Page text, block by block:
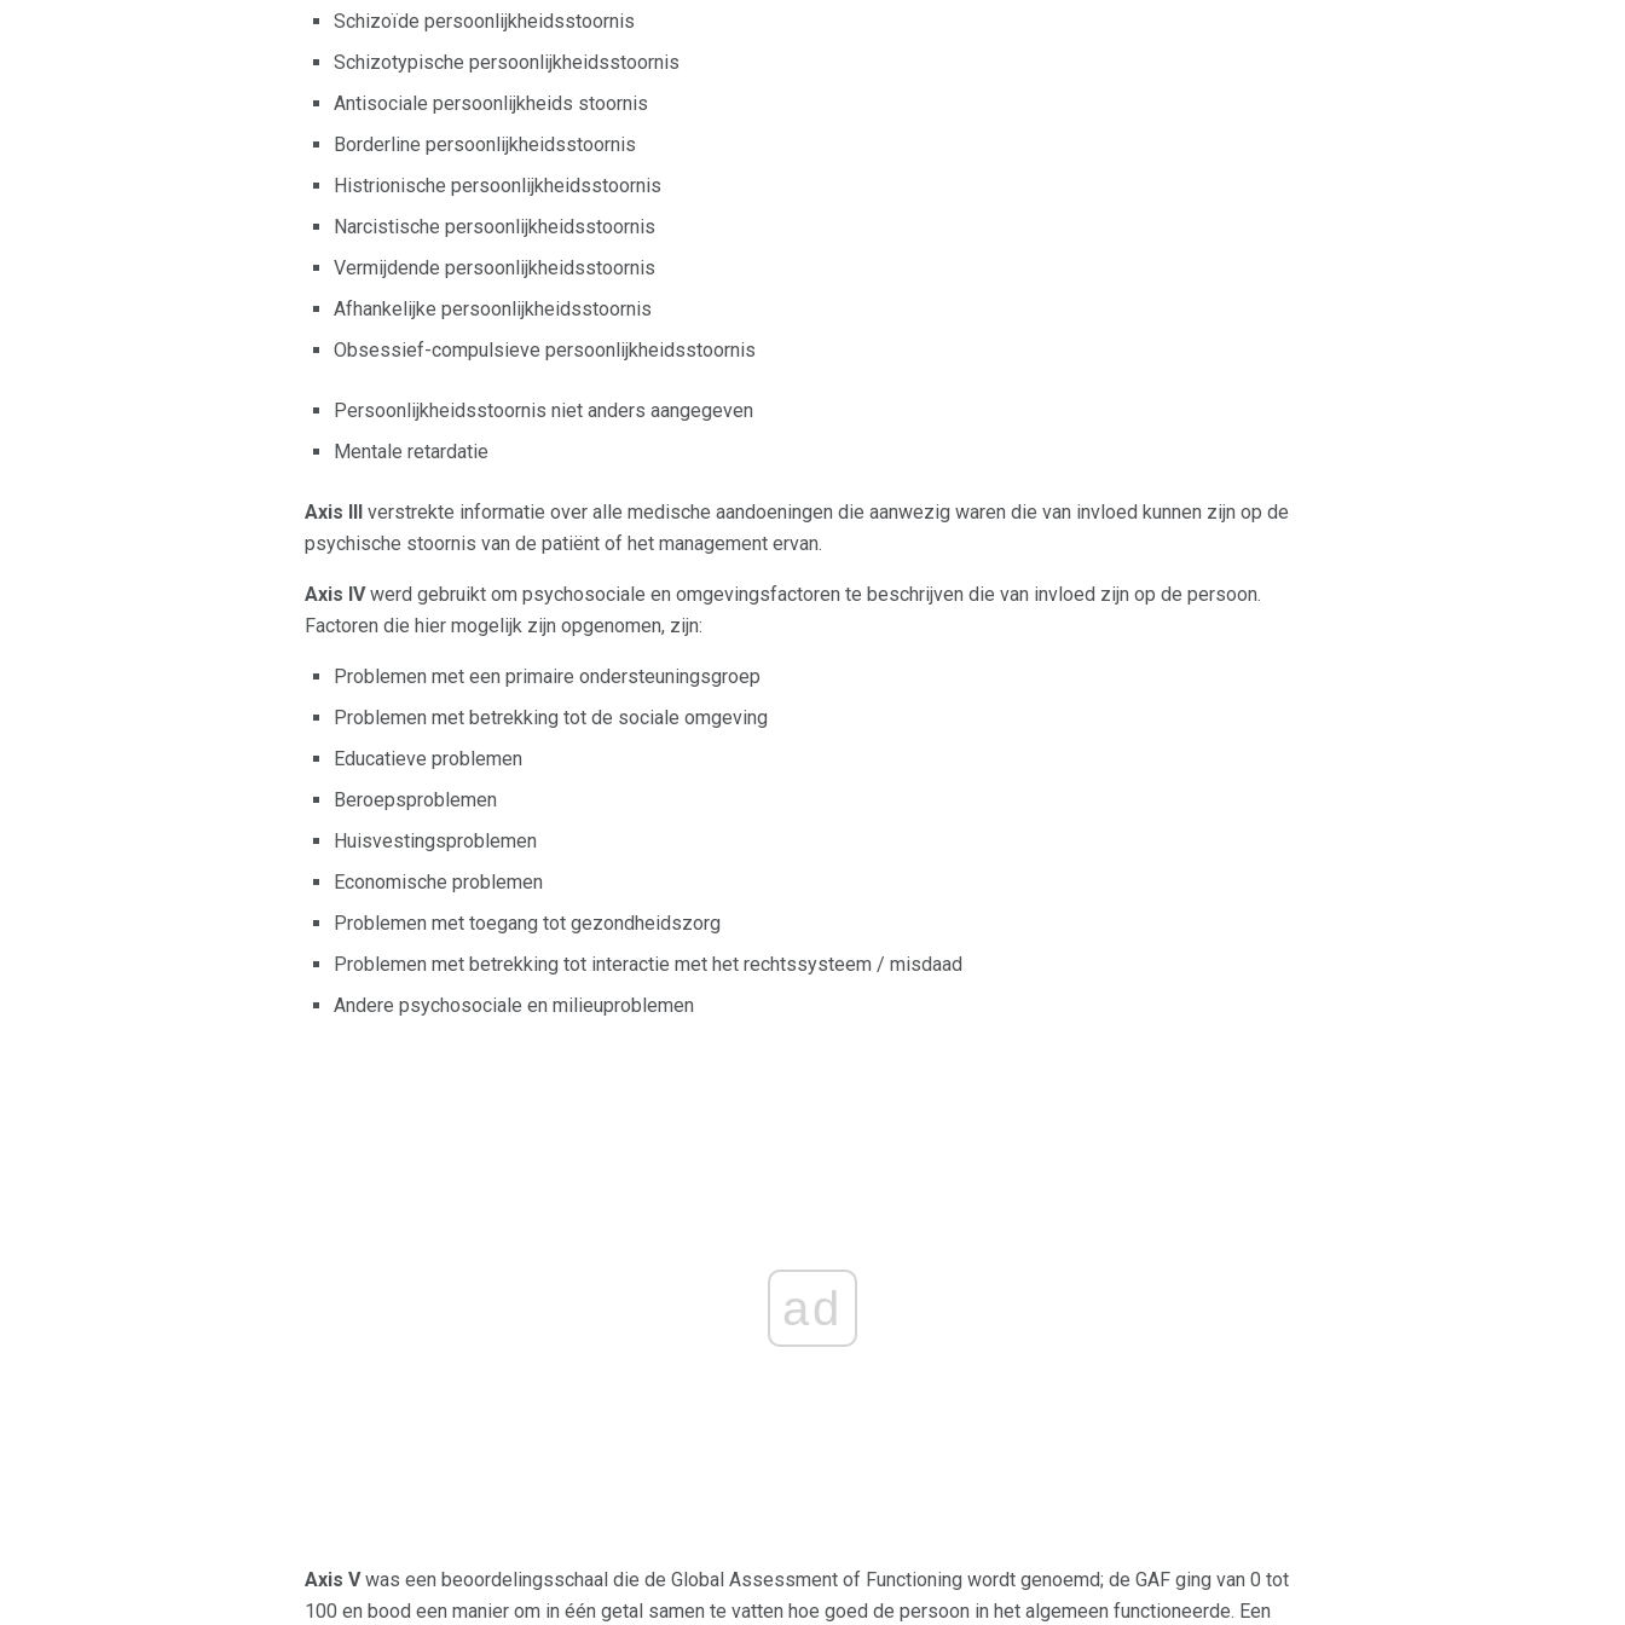
Schizoïde persoonlijkheidsstoornis
Schizotypische persoonlijkheidsstoornis
Antisociale persoonlijkheids stoornis
Borderline persoonlijkheidsstoornis
Histrionische persoonlijkheidsstoornis
Narcistische persoonlijkheidsstoornis
Vermijdende persoonlijkheidsstoornis
Afhankelijke persoonlijkheidsstoornis
Obsessief-compulsieve persoonlijkheidsstoornis
Persoonlijkheidsstoornis niet anders aangegeven
Mentale retardatie
Axis III
verstrekte informatie over alle medische aandoeningen die aanwezig waren die van invloed kunnen zijn op de
psychische stoornis van de patiënt of het management ervan.
Axis IVwerd gebruikt om psychosociale en omgevingsfactoren te beschrijven die van invloed zijn op de persoon.
Factoren die hier mogelijk zijn opgenomen, zijn:
Problemen met een primaire ondersteuningsgroep
Problemen met betrekking tot de sociale omgeving
Educatieve problemen
Beroepsproblemen
Huisvestingsproblemen
Economische problemen
Problemen met toegang tot gezondheidszorg
Problemen met betrekking tot interactie met het rechtssysteem / misdaad
Andere psychosociale en milieuproblemen
ad
Axis Vwas een beoordelingsschaal die de Global Assessment of Functioning wordt genoemd; de GAF ging van 0 tot
100 en bood een manier om in één getal samen te vatten hoe goed de persoon in het algemeen functioneerde. Een